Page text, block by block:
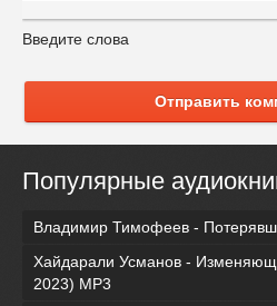
Введите слова
Отправить
Популярные
Владимир Тимофеев -
Хайдарали Усманов -
2023) МР3